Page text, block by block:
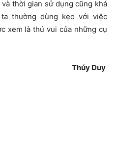
thời gian sử dụng cũng khá
thường dùng kẹo với việc
xem là thú vui của những cụ
Thúy Duy